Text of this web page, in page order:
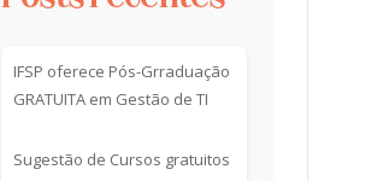
IFSP oferece Pós-Grraduação
GRATUITA em Gestão de TI
Sugestão de Cursos gratuitos